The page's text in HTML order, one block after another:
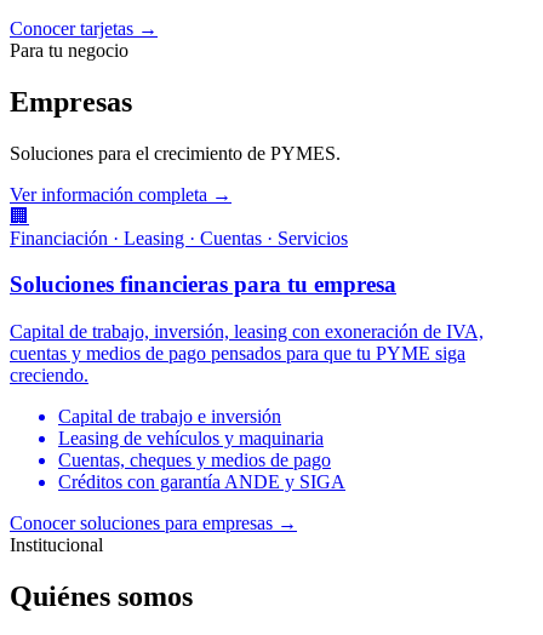
Conocer tarjetas →
Para tu negocio
Empresas
Soluciones para el crecimiento de PYMES.
Ver información completa →
🏢
Financiación · Leasing · Cuentas · Servicios
Soluciones financieras para tu empresa
Capital de trabajo, inversión, leasing con exoneración de IVA,
cuentas y medios de pago pensados para que tu PYME siga
creciendo.
Capital de trabajo e inversión
Leasing de vehículos y maquinaria
Cuentas, cheques y medios de pago
Créditos con garantía ANDE y SIGA
Conocer soluciones para empresas →
Institucional
Quiénes somos